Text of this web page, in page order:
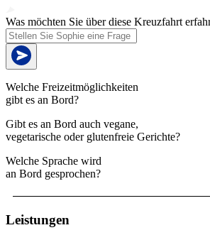
Was möchten Sie über diese Kreuzfahrt
Welche Freizeitmöglichkeiten
gibt es an Bord?
Gibt es an Bord auch vegane,
vegetarische oder glutenfreie Gerichte?
Welche Sprache wird
an Bord gesprochen?
Leistungen